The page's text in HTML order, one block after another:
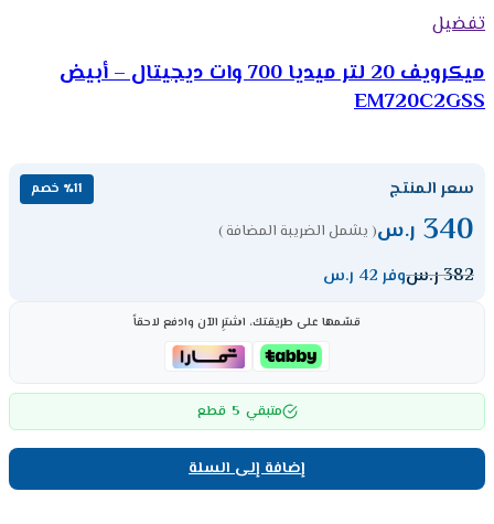
تفضيل
ميكرويف 20 لتر ميديا 700 وات ديجيتال – أبيض
EM720C2GSS
سعر المنتج ٪11 خصم
340 ر.س( يشمل الضريبة المضافة )
382ر.سوفر 42 ر.س
قسّمها على طريقتك، اشترِ الآن وادفع لاحقاً
متبقي 5 قطع
إضافة إلى السلة